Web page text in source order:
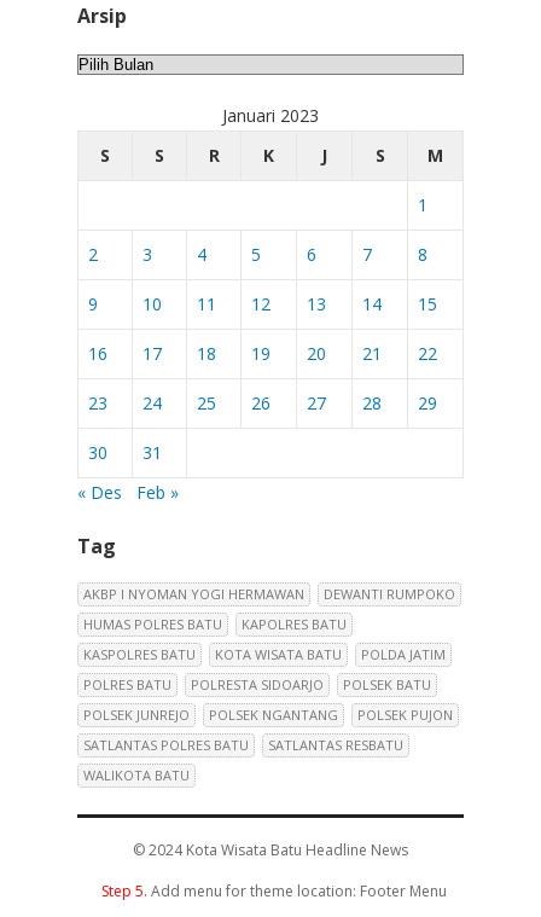
Arsip
Arsip
Januari 2023
S
S R K J S M
1
2 3 4 5 6 7 8
9 10 11 12 13 14 15
16 17 18 19 20 21 22
23 24 25 26 27 28 29
30
31
« Des
Feb »
Tag
AKBP I NYOMAN YOGI HERMAWAN
DEWANTI RUMPOKO
HUMAS POLRES BATU
KAPOLRES BATU
KASPOLRES BATU
KOTA WISATA BATU
POLDA JATIM
POLRES BATU
POLRESTA SIDOARJO
POLSEK BATU
POLSEK JUNREJO
POLSEK NGANTANG
POLSEK PUJON
SATLANTAS POLRES BATU
SATLANTAS RESBATU
WALIKOTA BATU
© 2024Kota Wisata Batu Headline News
Step 5. Add menu for theme location: Footer Menu